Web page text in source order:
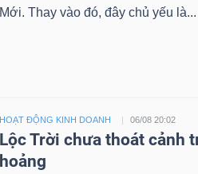
Mới. Thay vào đó, đây chủ yếu là...
HOẠT ĐỘNG KINH DOANH 06/08 20:02
Lộc Trời chưa thoát cảnh
hoảng